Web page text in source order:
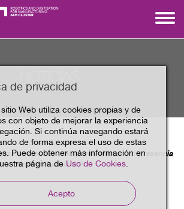
de privacidad
sitio Web utiliza cookies propias y de
con objeto de mejorar la experiencia
Si continúa navegando estará
de forma expresa el uso de estas
Puede obtener más información en
página de Uso de Cookies.
Acepto
Home Noticias
una nueva web para reforzar su presencia
en la industria 4.0